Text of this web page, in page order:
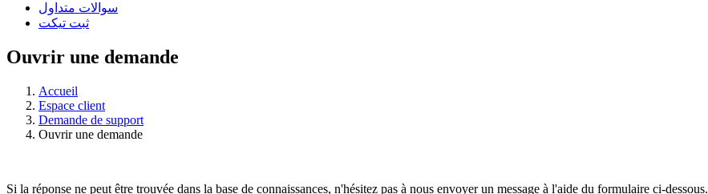
سوالات متداول
ثبت تیکت
Ouvrir une demande
Accueil
Espace client
Demande de support
Ouvrir une demande
Si la réponse ne peut être trouvée dans la base de connaissances, n'hésitez pas à nous envoyer un message à l'aide du formulaire ci-dessous.